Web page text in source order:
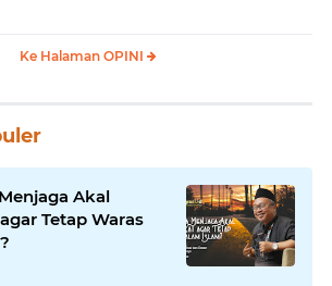
Ke Halaman OPINI
Akal
Tetap Waras